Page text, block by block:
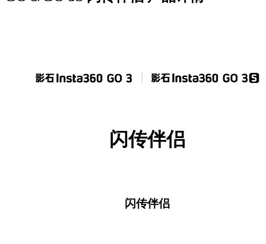
闪传伴侣
闪传伴侣